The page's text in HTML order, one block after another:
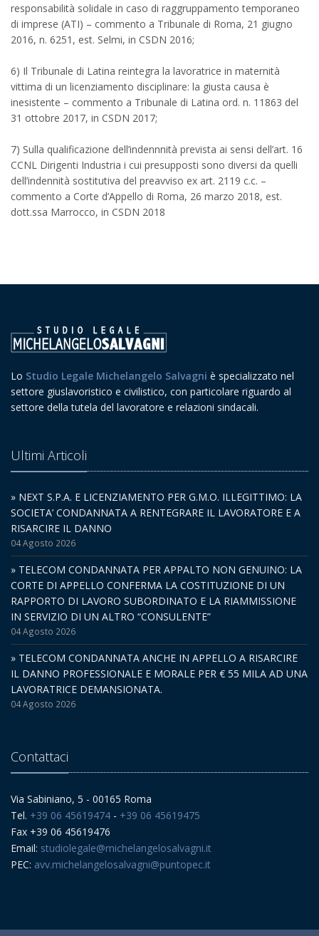
responsabilità solidale in caso di raggruppamento temporaneo
di imprese (ATI) – commento a Tribunale di Roma, 21 giugno
2016, n. 6251, est. Selmi, in CSDN 2016;
6) Il Tribunale di Latina reintegra la lavoratrice in maternità
vittima di un licenziamento disciplinare: la giusta causa è
inesistente – commento a Tribunale di Latina ord. n. 11863 del
31 ottobre 2017, in CSDN 2017;
7) Sulla qualificazione dell’indennnità prevista ai sensi dell’art. 16
CCNL Dirigenti Industria i cui presupposti sono diversi da quelli
dell’indennità sostitutiva del preavviso ex art. 2119 c.c. –
commento a Corte d’Appello di Roma, 26 marzo 2018, est.
dott.ssa Marrocco, in CSDN 2018
Lo Studio Legale Michelangelo Salvagni è specializzato nel
settore giuslavoristico e civilistico, con particolare riguardo al
settore della tutela del lavoratore e relazioni sindacali.
Ultimi Articoli
» NEXT S.P.A. E LICENZIAMENTO PER G.M.O. ILLEGITTIMO: LA
SOCIETA’ CONDANNATA A RENTEGRARE IL LAVORATORE E A
RISARCIRE IL DANNO
04 Agosto 2026
» TELECOM CONDANNATA PER APPALTO NON GENUINO: LA
CORTE DI APPELLO CONFERMA LA COSTITUZIONE DI UN
RAPPORTO DI LAVORO SUBORDINATO E LA RIAMMISSIONE
IN SERVIZIO DI UN ALTRO “CONSULENTE”
04 Agosto 2026
» TELECOM CONDANNATA ANCHE IN APPELLO A RISARCIRE
IL DANNO PROFESSIONALE E MORALE PER € 55 MILA AD UNA
LAVORATRICE DEMANSIONATA.
04 Agosto 2026
Contattaci
Via Sabiniano, 5 - 00165 Roma
Tel. +39 06 45619474 - +39 06 45619475
Fax +39 06 45619476
Email: studiolegale@michelangelosalvagni.it
PEC: avv.michelangelosalvagni@puntopec.it